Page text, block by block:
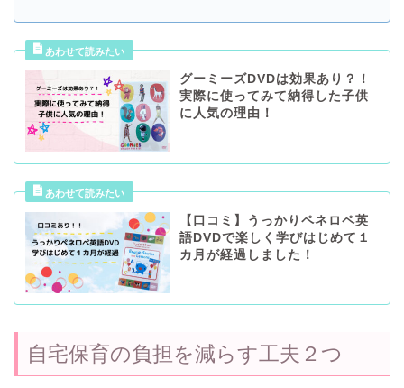
グーミーズDVDは効果あり？！
実際に使ってみて納得した子供
に人気の理由！
【口コミ】うっかりペネロペ英
語DVDで楽しく学びはじめて１
カ月が経過しました！
自宅保育の負担を減らす工夫２つ